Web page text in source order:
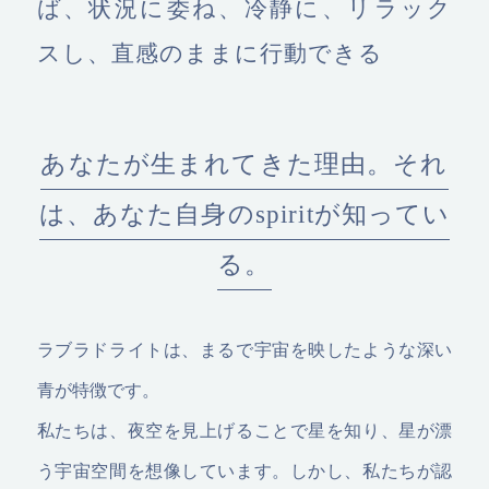
ば、状況に委ね、冷静に、リラック
スし、直感のままに行動できる
あなたが生まれてきた理由。それ
は、あなた自身のspiritが知ってい
る。
ラブラドライトは、まるで宇宙を映したような深い
青が特徴です。
私たちは、夜空を見上げることで星を知り、星が漂
う宇宙空間を想像しています。しかし、私たちが認